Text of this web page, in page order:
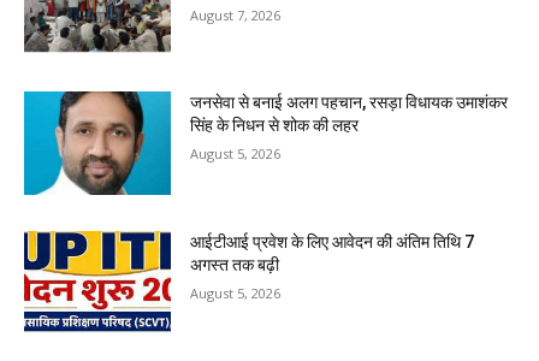
August 7, 2026
जनसेवा से बनाई अलग पहचान, रसड़ा विधायक उमाशंकर
सिंह के निधन से शोक की लहर
August 5, 2026
आईटीआई प्रवेश के लिए आवेदन की अंतिम तिथि 7
अगस्त तक बढ़ी
August 5, 2026